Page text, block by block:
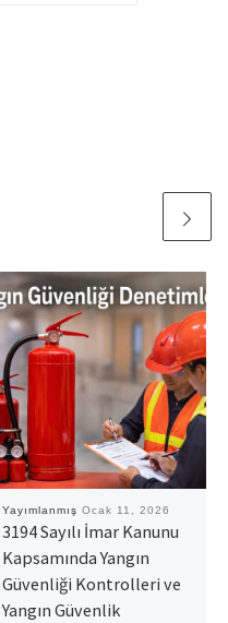
Yayımlanmış Ocak 11, 2026
3194 Sayılı İmar Kanunu
Kapsamında Yangın
Güvenliği Kontrolleri ve
Yangın Güvenlik